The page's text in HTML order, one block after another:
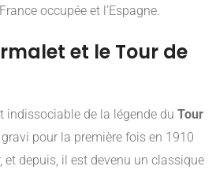
occupée et l’Espagne.
et le Tour de
indissociable de la légende du Tour
gravi pour la première fois en 1910
et depuis, il est devenu un classique